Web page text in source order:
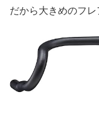
だから大きめのフレ